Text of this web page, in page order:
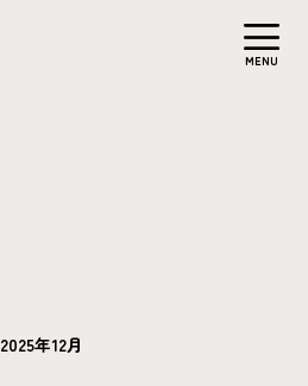
2025年12月
MENU